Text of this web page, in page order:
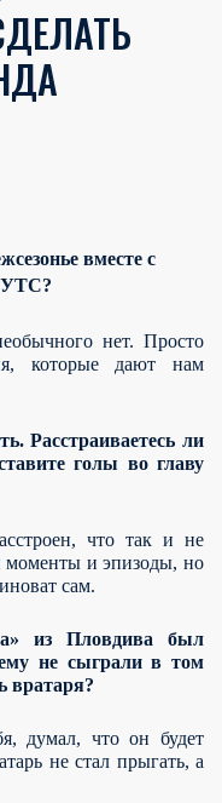
вместе с
УТС?
нет. Просто
которые дают нам
Расстраиваетесь ли
голы во главу
что так и не
моменты и эпизоды, но
сам.
из Пловдива был
не сыграли в том
вратаря?
думал, что он будет
не стал прыгать, а